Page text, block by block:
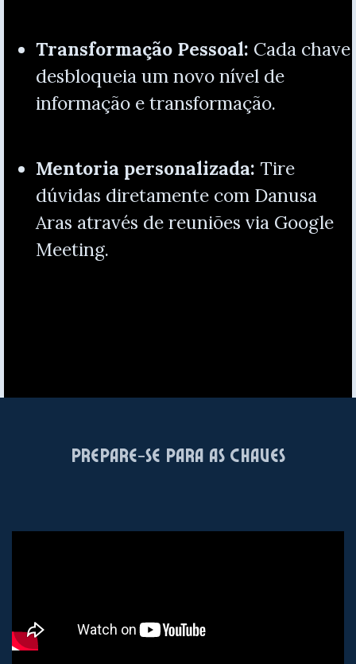
Transformação Pessoal: Cada chave
desbloqueia um novo nível de
informação e transformação.
Mentoria personalizada: Tire
dúvidas diretamente com Danusa
Aras através de reuniões via Google
Meeting.
Prepare-se para as chaves